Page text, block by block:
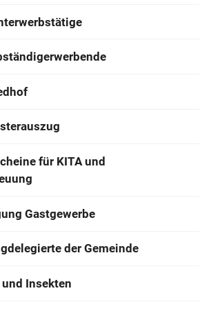
für KITA und
Gastgewerbe
der Gemeinde
und Insekten